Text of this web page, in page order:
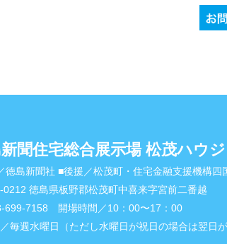
聞住宅総合展示場 松茂ハウ
徳島新聞社 ■後援／松茂町・住宅金融支援機構四
-0212 徳島県板野郡松茂町中喜来字宮前二番越
699-7158 開場時間／10：00〜17：00
毎週水曜日（ただし水曜日が祝日の場合は翌日